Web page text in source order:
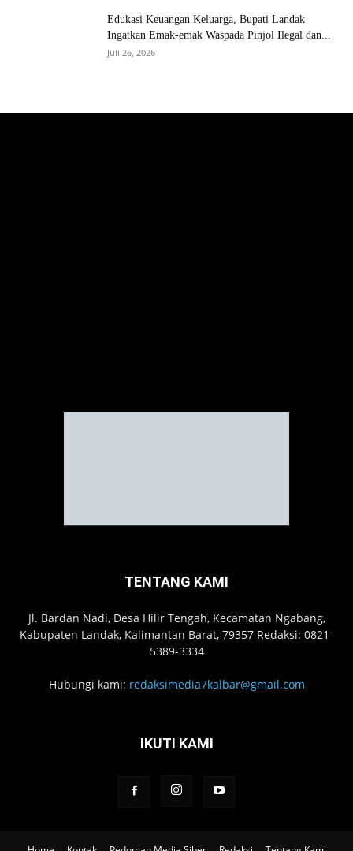
Edukasi Keuangan Keluarga, Bupati Landak
Ingatkan Emak-emak Waspada Pinjol Ilegal dan...
Juli 26, 2026
TENTANG KAMI
Jl. Bardan Nadi, Desa Hilir Tengah, Kecamatan Ngabang,
Kabupaten Landak, Kalimantan Barat, 79357 Redaksi: 0821-
5389-3334
Hubungi kami: redaksimedia7kalbar@gmail.com
IKUTI KAMI